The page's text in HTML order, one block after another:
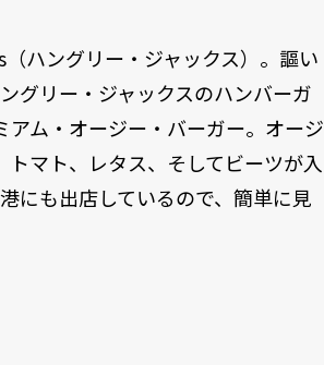
ハングリー・ジャックス）。謳い
リー・ジャックスのハンバーガ
ム・オージー・バーガー。オージ
マト、レタス、そしてビーツが入
にも出店しているので、簡単に見